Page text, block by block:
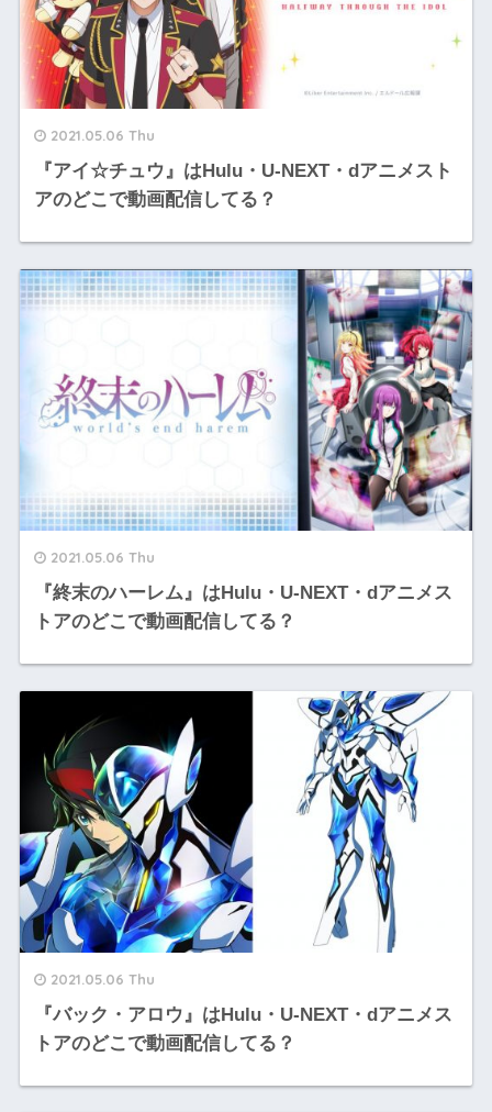
2021.05.06 Thu
『アイ☆チュウ』はHulu・U-NEXT・dアニメスト
アのどこで動画配信してる？
2021.05.06 Thu
『終末のハーレム』はHulu・U-NEXT・dアニメス
トアのどこで動画配信してる？
2021.05.06 Thu
『バック・アロウ』はHulu・U-NEXT・dアニメス
トアのどこで動画配信してる？